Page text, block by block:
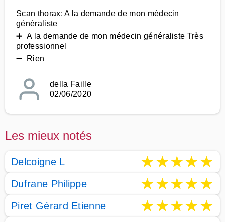
Scan thorax: A la demande de mon médecin
généraliste
➕ A la demande de mon médecin généraliste Très
professionnel
➖ Rien
della Faille
02/06/2020
Les mieux notés
Delcoigne L ★★★★★
Dufrane Philippe ★★★★★
Piret Gérard Etienne ★★★★★